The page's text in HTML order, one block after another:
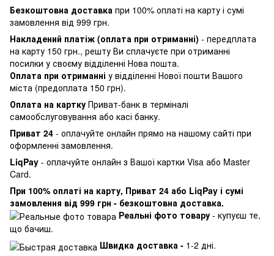
Безкоштовна доставка при 100% оплаті на карту і сумі
замовлення від 999 грн.
Накладений платіж (оплата при отриманні) - передплата
на карту 150 грн., решту Ви сплачуєте при отриманні
посилки у своєму відділенні Нова пошта.
Оплата при отриманні у відділенні Нової пошти Вашого
міста (предоплата 150 грн).
Оплата на картку Приват-банк в терміналі
самообслуговування або касі банку.
Приват 24 - оплачуйте онлайн прямо на нашому сайті при
оформленні замовлення.
LiqPay - оплачуйте онлайн з Вашої картки Visa або Master
Card.
При 100% оплаті на карту, Приват 24 або LiqPay і сумі
замовлення від 999 грн - безкоштовна доставка.
Реальні фото товару - купуєш те,
що бачиш.
Швидка доставка - 1-2 дні.